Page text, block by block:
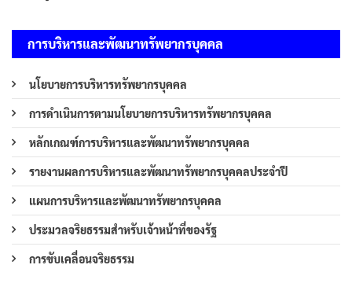
การบริหารและพัฒนาทรัพยากรบุคคล
นโยบายการบริหารทรัพยากรบุคคล
การดำเนินการตามนโยบายการบริหารทรัพยากรบุคคล
หลักเกณฑ์การบริหารและพัฒนาทรัพยากรบุคคล
รายงานผลการบริหารและพัฒนาทรัพยากรบุคคลประจำปี
แผนการบริหารและพัฒนาทรัพยากรบุคคล
ประมวลจริยธรรมสำหรับเจ้าหน้าที่ของรัฐ
การขับเคลื่อนจริยธรรม